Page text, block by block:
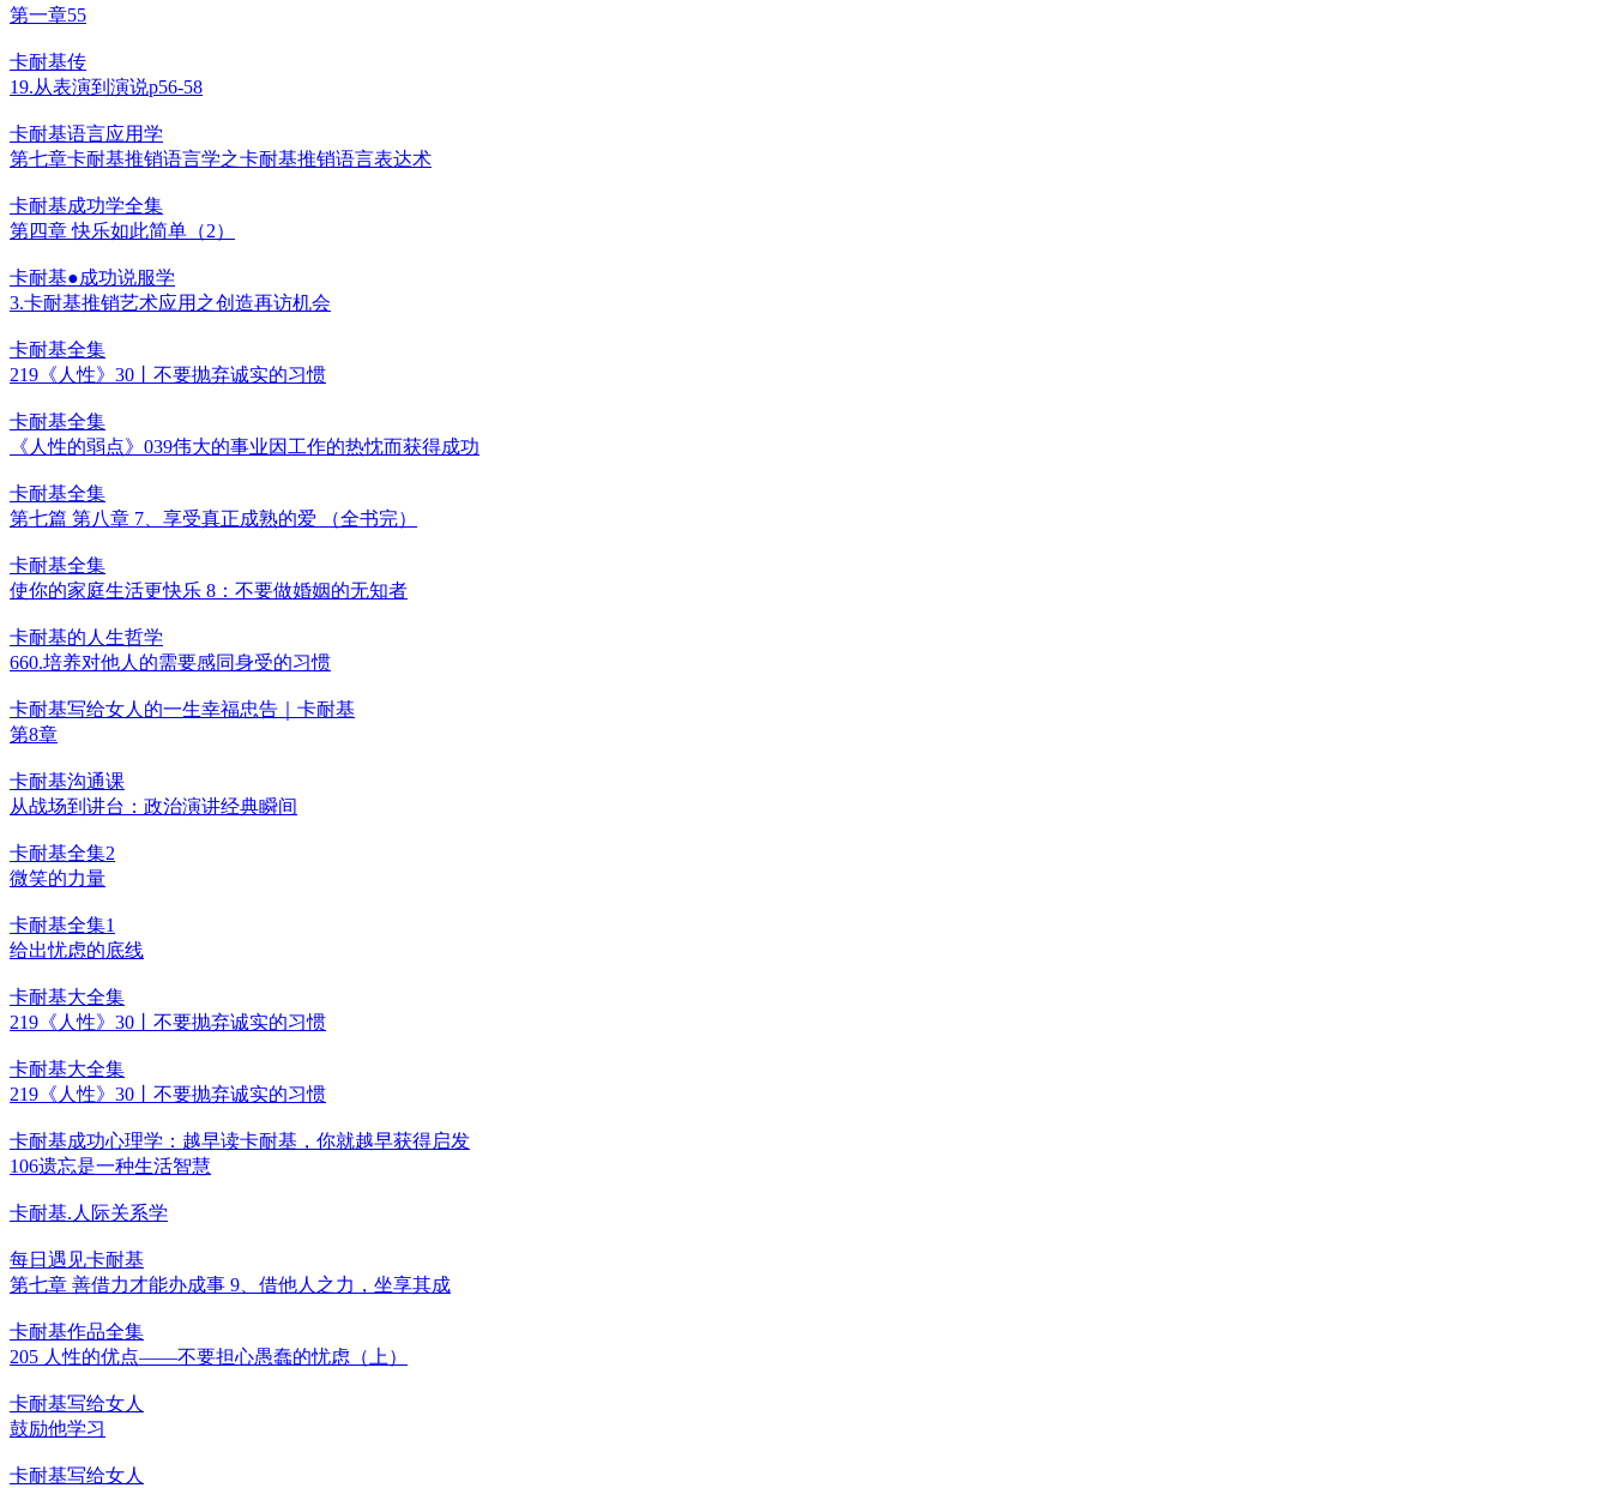
第一章55
卡耐基传
19.从表演到演说p56-58
卡耐基语言应用学
第七章卡耐基推销语言学之卡耐基推销语言表达术
卡耐基成功学全集
第四章 快乐如此简单（2）
卡耐基●成功说服学
3.卡耐基推销艺术应用之创造再访机会
卡耐基全集
219《人性》30丨不要抛弃诚实的习惯
卡耐基全集
《人性的弱点》039伟大的事业因工作的热忱而获得成功
卡耐基全集
第七篇 第八章 7、享受真正成熟的爱 （全书完）
卡耐基全集
使你的家庭生活更快乐 8：不要做婚姻的无知者
卡耐基的人生哲学
660.培养对他人的需要感同身受的习惯
卡耐基写给女人的一生幸福忠告｜卡耐基
第8章
卡耐基沟通课
从战场到讲台：政治演讲经典瞬间
卡耐基全集2
微笑的力量
卡耐基全集1
给出忧虑的底线
卡耐基大全集
219《人性》30丨不要抛弃诚实的习惯
卡耐基大全集
219《人性》30丨不要抛弃诚实的习惯
卡耐基成功心理学：越早读卡耐基，你就越早获得启发
106遗忘是一种生活智慧
卡耐基.人际关系学
每日遇见卡耐基
第七章 善借力才能办成事 9、借他人之力，坐享其成
卡耐基作品全集
205 人性的优点——不要担心愚蠢的忧虑（上）
卡耐基写给女人
鼓励他学习
卡耐基写给女人